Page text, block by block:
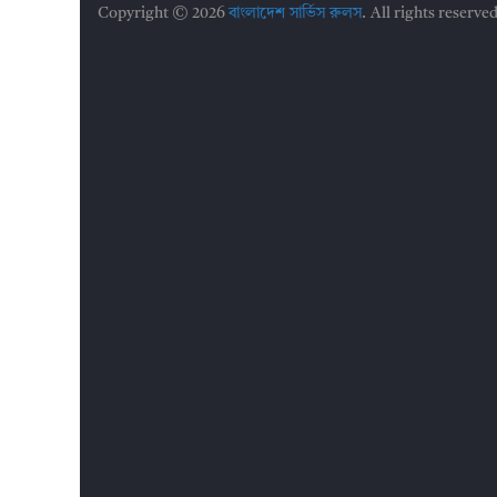
Copyright © 2026বাংলাদেশ সার্ভিস রুলস. All rights